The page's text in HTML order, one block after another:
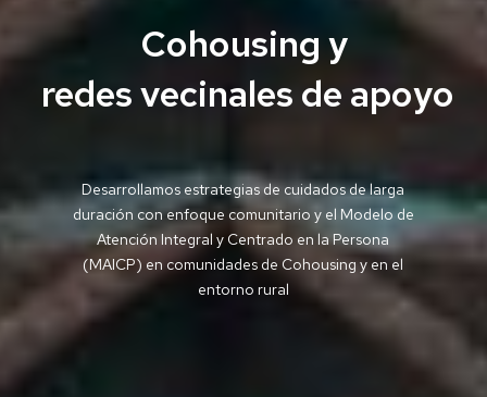
Cohousing y
redes vecinales de apoyo
Desarrollamos estrategias de cuidados de larga
duración con enfoque comunitario y el Modelo de
Atención Integral y Centrado en la Persona
(MAICP) en comunidades de Cohousing y en el
entorno rural